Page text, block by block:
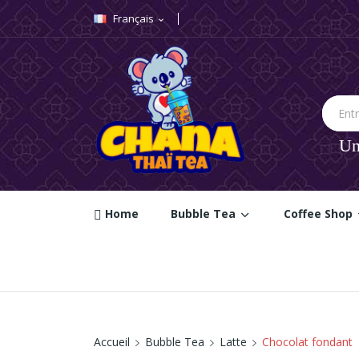
add_circle_outline
Français expand_more
Home Bubble Tea Coffee Shop
Accueil Bubble Tea Latte Chocolat fondant